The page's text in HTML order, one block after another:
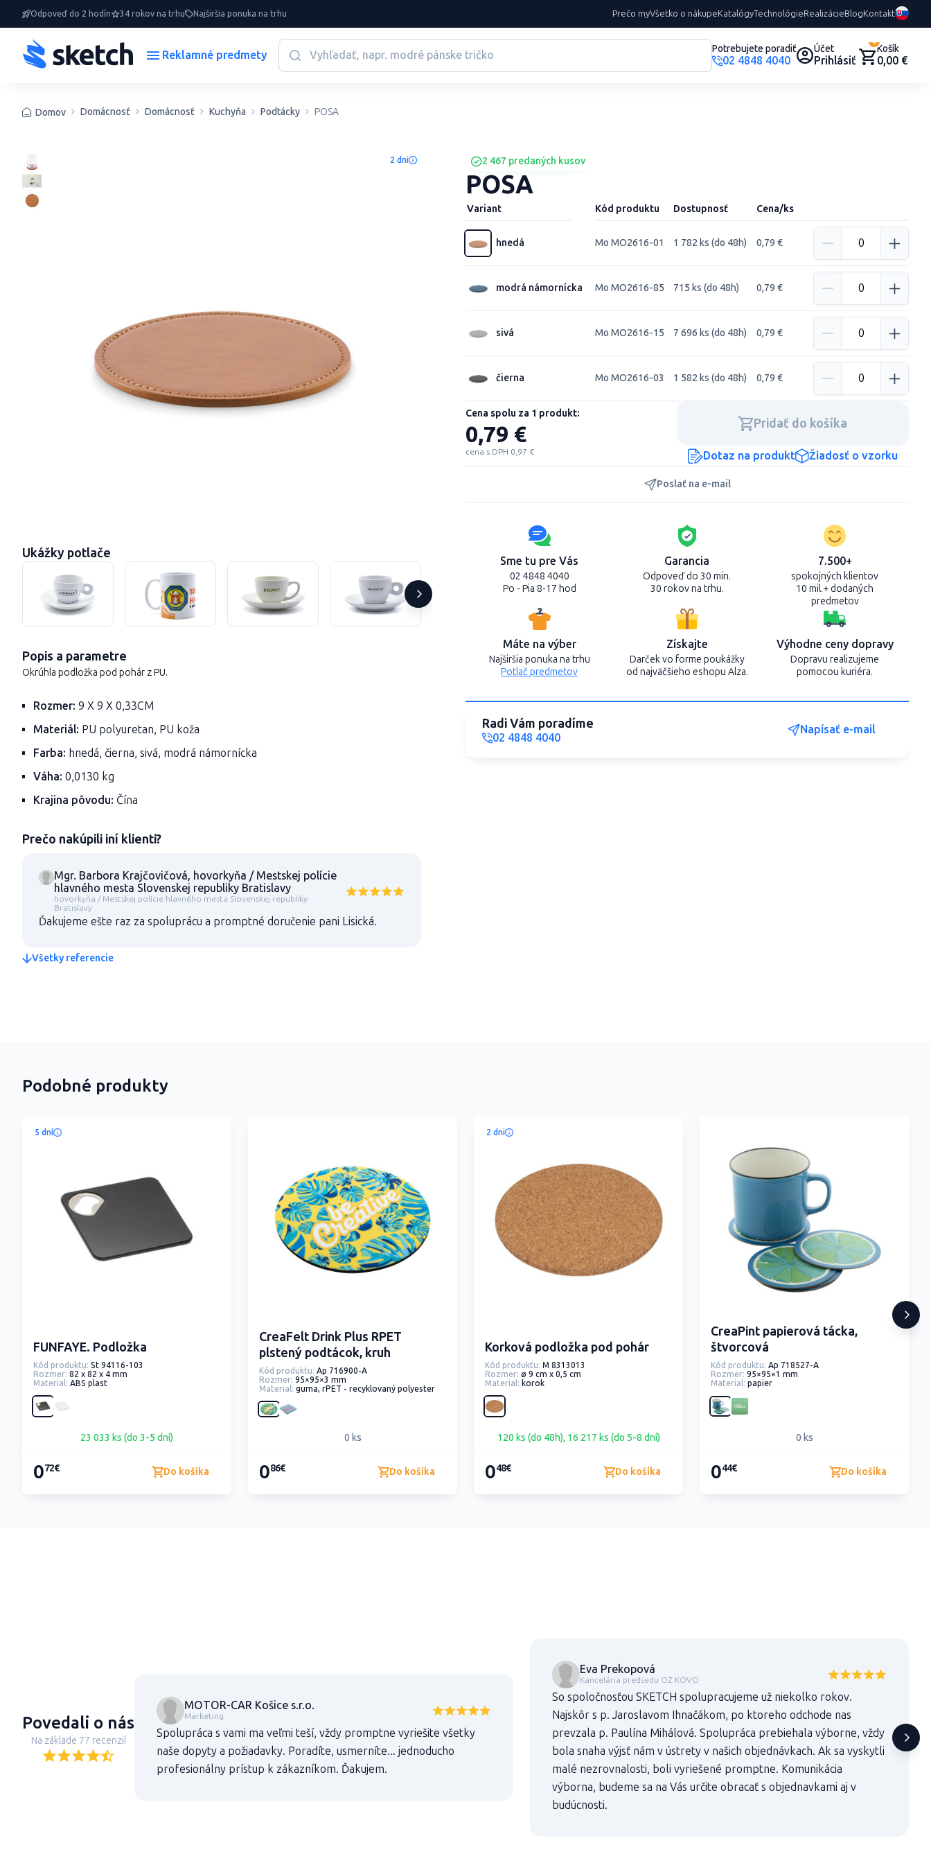
Odpoveď do 2 hodín 34 rokov na trhu Najširšia ponuka na trhu Prečo myVšetko o nákupeKatalógyTechnológieRealizácieBlogKontakt
Reklamné predmety Potrebujete poradiť
02 4848 4040
Účet
Prihlásiť
0
Košík
0,00 €
Domov Domácnosť Domácnosť Kuchyňa Podtácky POSA
2 dni 2 467 predaných kusov
POSA
Variant Kód produktu Dostupnosť Cena/ks
hnedá Mo MO2616-01 1 782 ks (do 48h) 0,79 €
modrá námornícka Mo MO2616-85 715 ks (do 48h) 0,79 €
sivá Mo MO2616-15 7 696 ks (do 48h) 0,79 €
čierna Mo MO2616-03 1 582 ks (do 48h) 0,79 €
Cena spolu za 1 produkt:
0,79 €
cena s DPH 0,97 €
Pridať do košíka
Dotaz na produkt Žiadosť o vzorku
Poslať na e-mail
Sme tu pre Vás
02 4848 4040
Po - Pia 8-17 hod
Garancia
Odpoveď do 30 min.
30 rokov na trhu.
7.500+
spokojných klientov
10 mil.+ dodaných
predmetov
Máte na výber
Najširšia ponuka na trhu
Potlač predmetov
Získajte
Darček vo forme poukážky
od najväčšieho eshopu Alza.
Výhodne ceny dopravy
Dopravu realizujeme
pomocou kuriéra.
Radi Vám poradíme
02 4848 4040
Napísať e-mail
Ukážky potlače
Popis a parametre
Okrúhla podložka pod pohár z PU.
Rozmer: 9 X 9 X 0,33CM
Materiál: PU polyuretan, PU koža
Farba: hnedá, čierna, sivá, modrá námornícka
Váha: 0,0130 kg
Krajina pôvodu: Čína
Prečo nakúpili iní klienti?
Mgr. Barbora Krajčovičová, hovorkyňa / Mestskej polície
hlavného mesta Slovenskej republiky Bratislavy
hovorkyňa / Mestskej polície hlavného mesta Slovenskej republiky
Bratislavy
Ďakujeme ešte raz za spoluprácu a promptné doručenie pani Lisická.
Všetky referencie
Podobné produkty
5 dní
FUNFAYE. Podložka
Kód produktu: St 94116-103
Rozmer: 82 x 82 x 4 mm
Material: ABS plast
23 033 ks (do 3-5 dní)
072€ Do košíka
CreaFelt Drink Plus RPET
plstený podtácok, kruh
Kód produktu: Ap 716900-A
Rozmer: 95×95×3 mm
Material: guma, rPET - recyklovaný polyester
0 ks
086€ Do košíka
2 dni
Korková podložka pod pohár
Kód produktu: M 8313013
Rozmer: ø 9 cm x 0,5 cm
Material: korok
120 ks (do 48h), 16 217 ks (do 5-8 dní)
048€ Do košíka
CreaPint papierová tácka,
štvorcová
Kód produktu: Ap 718527-A
Rozmer: 95×95×1 mm
Material: papier
0 ks
044€ Do košíka
Povedali o nás
Na základe 77 recenzií
MOTOR-CAR Košice s.r.o.
Marketing
Spolupráca s vami ma veľmi teší, vždy promptne vyriešite všetky
naše dopyty a požiadavky. Poradíte, usmerníte... jednoducho
profesionálny prístup k zákazníkom. Ďakujem.
Eva Prekopová
Kancelária predsedu OZ KOVO
So spoločnosťou SKETCH spolupracujeme už niekolko rokov.
Najskôr s p. Jaroslavom Ihnačákom, po ktoreho odchode nas
prevzala p. Paulína Mihálová. Spolupráca prebiehala výborne, vždy
bola snaha výjsť nám v ústrety v našich objednávkach. Ak sa vyskytli
malé nezrovnalosti, boli vyriešené promptne. Komunikácia
výborna, budeme sa na Vás určite obracať s objednavkami aj v
budúcnosti.